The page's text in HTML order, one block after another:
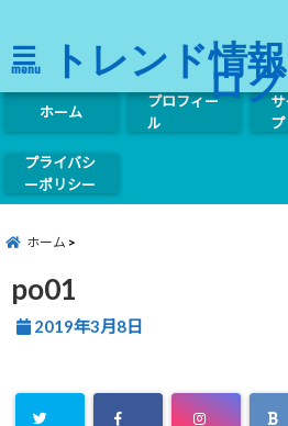
menu トレンド情
ログ
ホーム
プロフィー
ル
サ
プ
プライバシ
ーポリシー
ホーム
po01
2019年3月8日